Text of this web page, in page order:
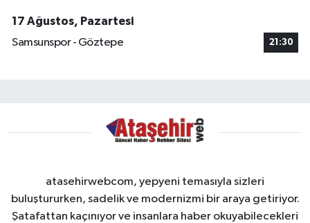
17 Ağustos, Pazartesi
Samsunspor - Göztepe
21:30
atasehirwebcom, yepyeni temasıyla sizleri
buluştururken, sadelik ve modernizmi bir araya getiriyor.
Şatafattan kaçınıyor ve insanlara haber okuyabilecekleri